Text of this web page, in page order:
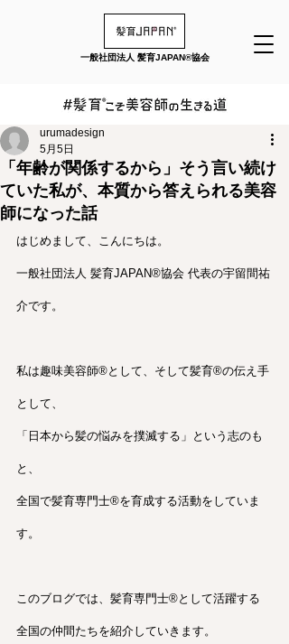
一般社団法人 髪育JAPAN®︎協会
「年齢が関係するから」そう言い続け
ていた私が、本質から答えられる美容
師になった話
urumadesign
5月5日
はじめまして、こんにちは。
一般社団法人 髪育JAPAN®︎協会 代表の宇留間祐
介です。
私は趣味美容師®︎として、そして髪育®︎の伝え手
として、
「日本から髪の悩みを撲滅する」という志のも
と、
全国で髪育専門士®︎を育成する活動をしていま
す。
このブログでは、髪育専門士®︎として活躍する
全国の仲間たちを紹介していきます。